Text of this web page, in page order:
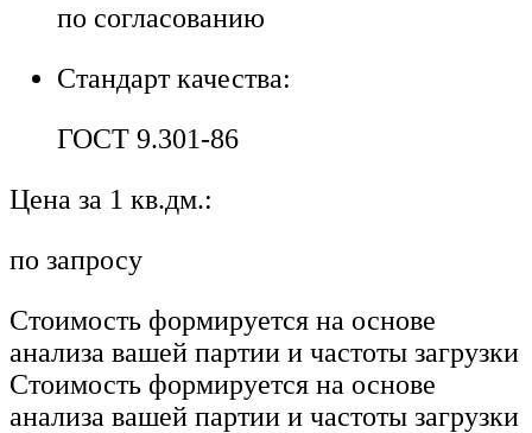
по согласованию
Стандарт качества:
ГОСТ 9.301-86
Цена за 1 кв.дм.:
по запросу
Стоимость формируется на основе
анализа вашей партии и частоты загрузки
Стоимость формируется на основе
анализа вашей партии и частоты загрузки